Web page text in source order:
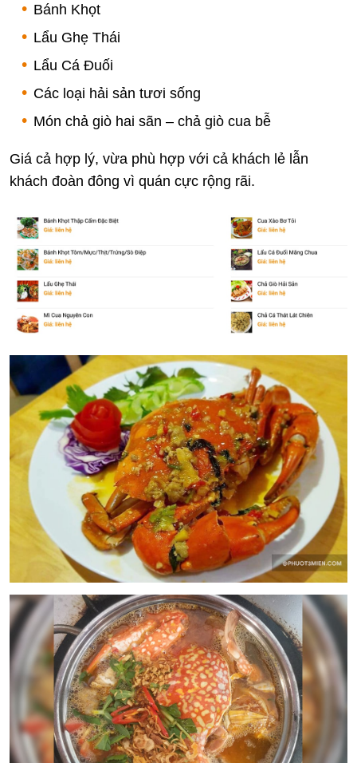
Bánh Khọt
Lẩu Ghẹ Thái
Lẩu Cá Đuối
Các loại hải sản tươi sống
Món chả giò hai sãn – chả giò cua bễ
Giá cả hợp lý, vừa phù hợp với cả khách lẻ lẫn
khách đoàn đông vì quán cực rộng rãi.